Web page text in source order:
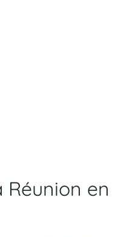
Réunion en